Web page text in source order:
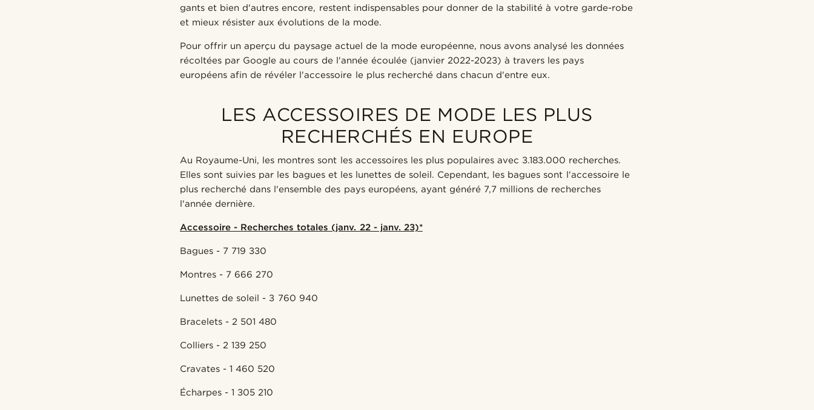
gants et bien d'autres encore, restent indispensables pour donner de la stabilité à votre garde-robe
et mieux résister aux évolutions de la mode.
Pour offrir un aperçu du paysage actuel de la mode européenne, nous avons analysé les données
récoltées par Google au cours de l'année écoulée (janvier 2022-2023) à travers les pays
européens afin de révéler l'accessoire le plus recherché dans chacun d'entre eux.
LES ACCESSOIRES DE MODE LES PLUS
RECHERCHÉS EN EUROPE
Au Royaume-Uni, les montres sont les accessoires les plus populaires avec 3.183.000 recherches.
Elles sont suivies par les bagues et les lunettes de soleil. Cependant, les bagues sont l'accessoire le
plus recherché dans l'ensemble des pays européens, ayant généré 7,7 millions de recherches
l'année dernière.
Accessoire - Recherches totales (janv. 22 - janv. 23)*
Bagues - 7 719 330
Montres - 7 666 270
Lunettes de soleil - 3 760 940
Bracelets - 2 501 480
Colliers - 2 139 250
Cravates - 1 460 520
Écharpes - 1 305 210